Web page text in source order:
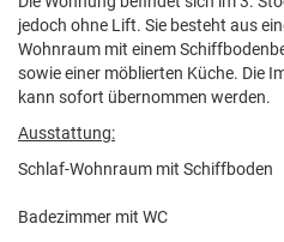
jedoch ohne Lift. Sie besteht aus
Wohnraum mit einem
sowie einer möblierten Küche. Die
kann sofort übernommen werden.
Ausstattung:
Schlaf-Wohnraum mit Schiffboden
Badezimmer mit WC